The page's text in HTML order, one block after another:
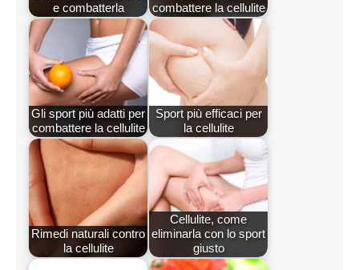
e combatterla
combattere la cellulite
Gli sport più adatti per
combattere la cellulite
Sport più efficaci per
la cellulite
Rimedi naturali contro
la cellulite
Cellulite, come
eliminarla con lo sport
giusto